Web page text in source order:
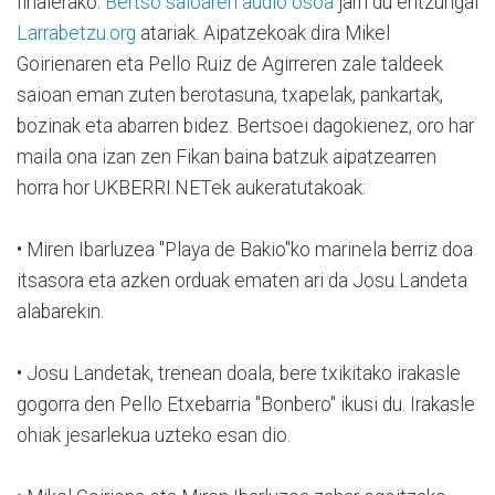
Larrabetzu.org atariak. Aipatzekoak dira Mikel
Goirienaren eta Pello Ruiz de Agirreren zale taldeek
saioan eman zuten berotasuna, txapelak, pankartak,
bozinak eta abarren bidez. Bertsoei dagokienez, oro har
maila ona izan zen Fikan baina batzuk aipatzearren
horra hor UKBERRI.NETek aukeratutakoak:
• Miren Ibarluzea "Playa de Bakio"ko marinela berriz doa
itsasora eta azken orduak ematen ari da Josu Landeta
alabarekin.
• Josu Landetak, trenean doala, bere txikitako irakasle
gogorra den Pello Etxebarria "Bonbero" ikusi du. Irakasle
ohiak jesarlekua uzteko esan dio.